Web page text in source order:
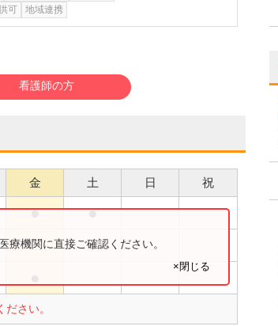
可 地域連携
看護師の方
金 土 日 祝
● ●
●
さい。
機関に直接ご確認ください。
×閉じる